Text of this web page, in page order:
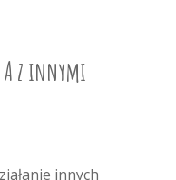
z innymi
innych